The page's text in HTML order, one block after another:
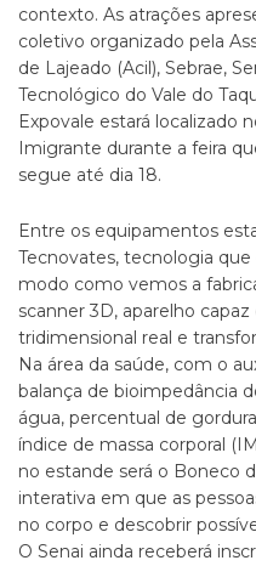
contexto. As atrações
coletivo organizado pela
de Lajeado (Acil), Sebrae,
Tecnológico do Vale do
Expovale estará localizado
Imigrante durante a feira
segue até dia 18.
Entre os equipamentos
Tecnovates, tecnologia
modo como vemos a
scanner 3D, aparelho
tridimensional real e
Na área da saúde, com o
balança de bioimpedância
água, percentual de
índice de massa corporal
no estande será o Boneco
interativa em que as
no corpo e descobrir
O Senai ainda receberá